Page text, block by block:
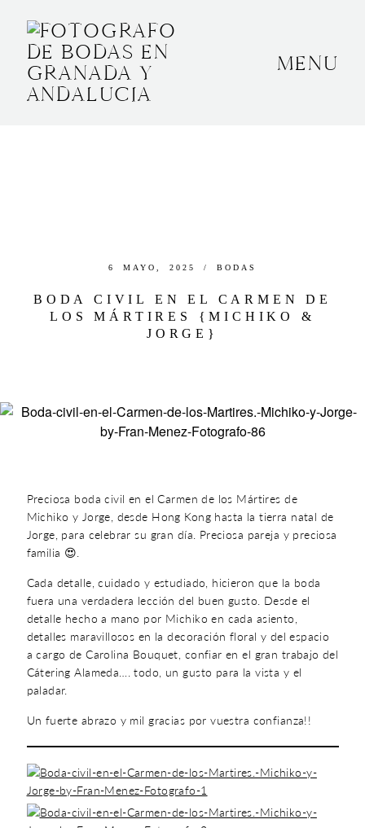
MENU
6 MAYO, 2025 / BODAS
BODA CIVIL EN EL CARMEN DE
LOS MÁRTIRES {MICHIKO &
JORGE}
Preciosa boda civil en el Carmen de los Mártires de
Michiko y Jorge, desde Hong Kong hasta la tierra natal de
Jorge, para celebrar su gran día. Preciosa pareja y preciosa
familia 😍.
Cada detalle, cuidado y estudiado, hicieron que la boda
fuera una verdadera lección del buen gusto. Desde el
detalle hecho a mano por Michiko en cada asiento,
detalles maravillosos en la decoración floral y del espacio
a cargo de Carolina Bouquet, confiar en el gran trabajo del
Cátering Alameda…. todo, un gusto para la vista y el
paladar.
Un fuerte abrazo y mil gracias por vuestra confianza!!
GRANADA, ESPAÑA
+34 652592145